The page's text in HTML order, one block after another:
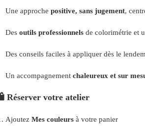
Une approche positive, sans jugement,
Des outils professionnels de colorimétrie et
Des conseils faciles à appliquer dès le
Un accompagnement chaleureux et sur
Réserver votre atelier
Ajoutez Mes couleurs à votre panier